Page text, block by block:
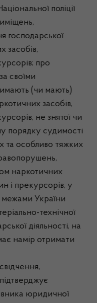
поліції
господарської
засобів,
про
своїми
(чи мають)
засобів,
не знятої чи
порядку судимості
та особливо тяжких
наркотичних
і прекурсорів, у
межами України
технічної
діяльності, на
намір отримати
юридичної